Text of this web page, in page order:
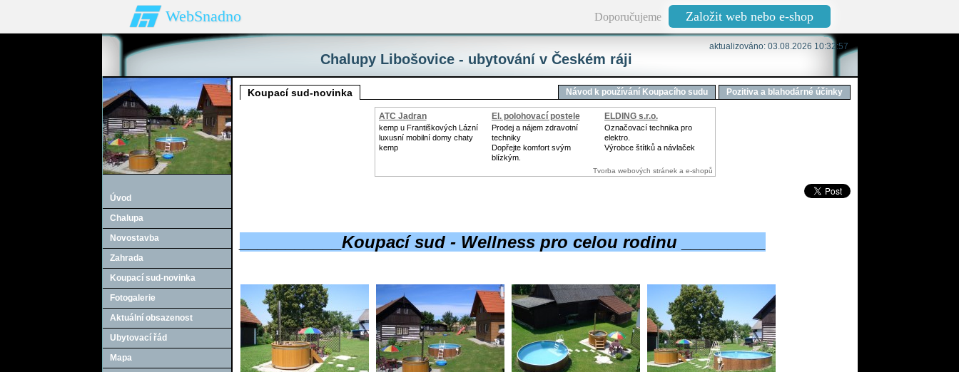
WebSnadno Doporučujeme Založit web nebo e-shop
aktualizováno: 03.08.2026 10:32:57
Chalupy Libošovice - ubytování v Českém ráji
Úvod
Chalupa
Novostavba
Zahrada
Koupací sud-novinka
Fotogalerie
Aktuální obsazenost
Ubytovací řád
Mapa
Koupací sud-novinka Pozitiva a blahodárné účinky
Návod k používání Koupacího sudu
ATC Jadran
kemp u Františkových Lázní
luxusní mobilní domy chaty
kemp
El. polohovací postele
Prodej a nájem zdravotní
techniky
Dopřejte komfort svým
blízkým.
ELDING s.r.o.
Označovací technika pro
elektro.
Výrobce štítků a návlaček
Tvorba webových stránek a e-shopů
___________Koupací sud - Wellness pro celou rodinu _________